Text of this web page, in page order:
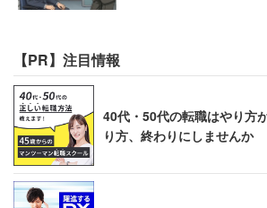
→（3/3頁）導入が多いのは「ITベン
企業」
続きを読む
【PR】注目情報
40代・50代の転職はやり方
り方、終わりにしませんか